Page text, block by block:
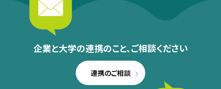
企業と大学の連携のこと、ご相談ください
連携のご相談